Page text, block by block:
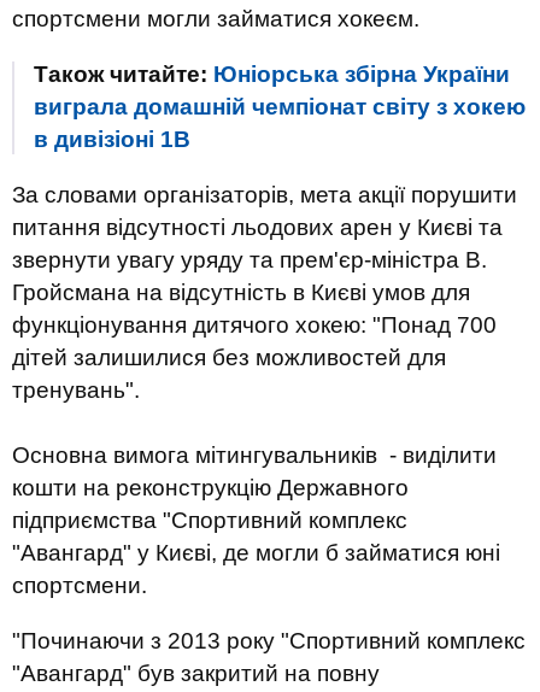
спортсмени могли займатися хокеєм.
Також читайте: Юніорська збірна України
виграла домашній чемпіонат світу з хокею
в дивізіоні 1В
За словами організаторів, мета акції порушити
питання відсутності льодових арен у Києві та
звернути увагу уряду та прем'єр-міністра В.
Гройсмана на відсутність в Києві умов для
функціонування дитячого хокею: "Понад 700
дітей залишилися без можливостей для
тренувань".
Основна вимога мітингувальників - виділити
кошти на реконструкцію Державного
підприємства "Спортивний комплекс
"Авангард" у Києві, де могли б займатися юні
спортсмени.
"Починаючи з 2013 року "Спортивний комплекс
"Авангард" був закритий на повну